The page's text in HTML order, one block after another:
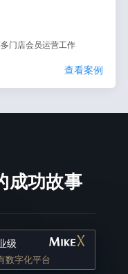
门店会员运营工作
查看案例
成功故事
级
数字化平台